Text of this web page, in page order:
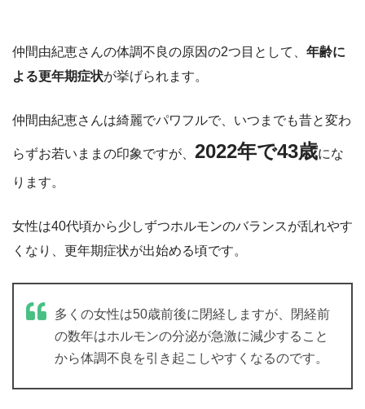
仲間由紀恵さんの体調不良の原因の2つ目として、 年齢に
よる更年期症状が挙げられます。
仲間由紀恵さんは綺麗でパワフルで、いつまでも昔と変わ
らずお若いままの印象ですが、 2022年で43歳にな
ります。
女性は40代頃から少しずつホルモンのバランスが乱れやす
くなり、更年期症状が出始める頃です。
多くの女性は50歳前後に閉経しますが、閉経前
の数年はホルモンの分泌が急激に減少すること
から体調不良を引き起こしやすくなるのです。